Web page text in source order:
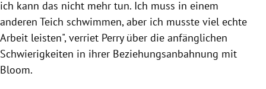
ich kann das nicht mehr tun. Ich muss in einem
anderen Teich schwimmen, aber ich musste viel echte
Arbeit leisten", verriet Perry über die anfänglichen
Schwierigkeiten in ihrer Beziehungsanbahnung mit
Bloom.